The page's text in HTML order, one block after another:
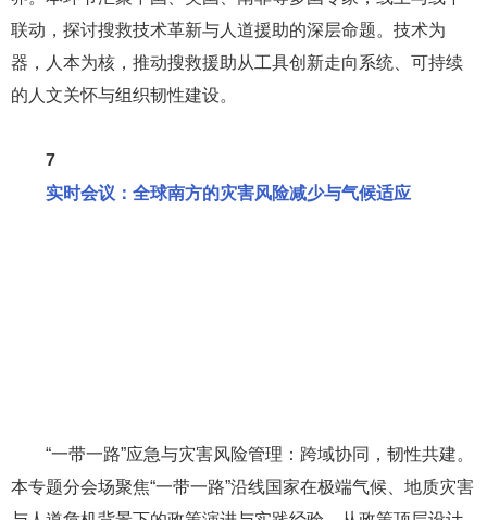
以智能系统、跨文化视角与组织学习重塑危机响应边
联动，探讨搜救技术革新与人道援助的深层命题。技术为
器，人本为核，推动搜救援助从工具创新走向系统、可持续